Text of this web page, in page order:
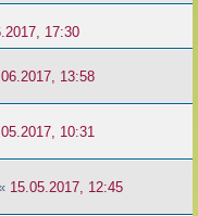
17:30
13:58
10:31
15.05.2017, 12:45